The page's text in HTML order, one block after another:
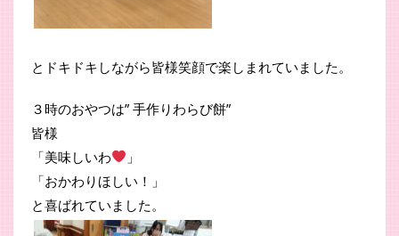
とドキドキしながら皆様笑顔で楽しまれていました。
３時のおやつは” 手作りわらび餅”
皆様
「美味しいわ
」
「おかわりほしい！」
と喜ばれていました。